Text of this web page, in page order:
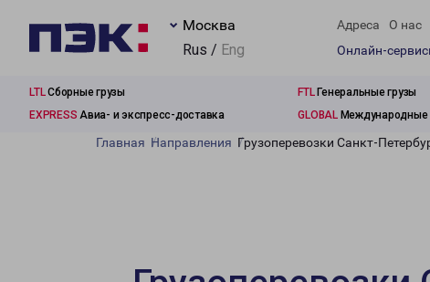
Москва
Rus / Eng
Адреса О нас
Онлайн-
LTLСборные грузы FTLГенеральные грузы
EXPRESS Авиа- и экспресс-доставка GLOBALМеждународные
Главная Направления Грузоперевозки Санкт-